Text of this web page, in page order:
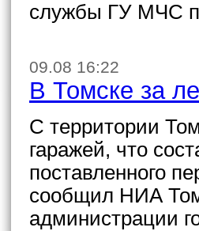
службы ГУ МЧС
09.08 16:22
В Томске за
С территории
гаражей, что
поставленного
сообщил НИА
администрации